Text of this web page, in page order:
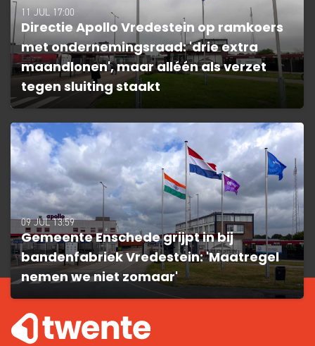
11 JUL 17:00
Directie Apollo Vredestein op ramkoers
met ondernemingsraad: 'drie extra
maandlonen', maar alléén als verzet
tegen sluiting staakt
09 JUL 13:59
Gemeente Enschede grijpt in bij
bandenfabriek Vredestein: 'Maatregel
nemen we niet zomaar'